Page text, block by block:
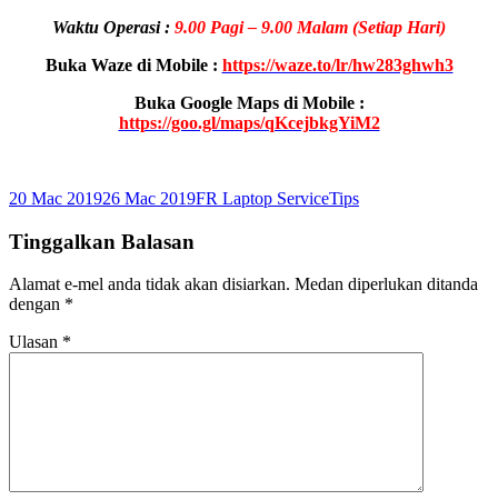
Waktu Operasi : 9.00 Pagi – 9.00 Malam (Setiap Hari)
Buka Waze di Mobile : https://waze.to/lr/hw283ghwh3
Buka Google Maps di Mobile :
https://goo.gl/maps/qKcejbkgYiM2
Dikirimkan
20 Mac 201926 Mac 2019Pengarang
FR Laptop ServiceKategori
Tips
Tinggalkan Balasan
Alamat e-mel anda tidak akan disiarkan. Medan diperlukan ditanda
dengan *
Ulasan *